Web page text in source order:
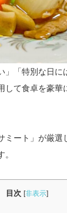
」「特別な日
て食卓を豪
ート」が厳
目次 [非表示]